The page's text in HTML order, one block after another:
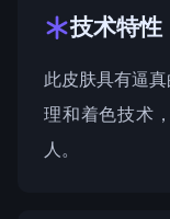
技术特性
此皮肤具有逼
理和着色技术
人。